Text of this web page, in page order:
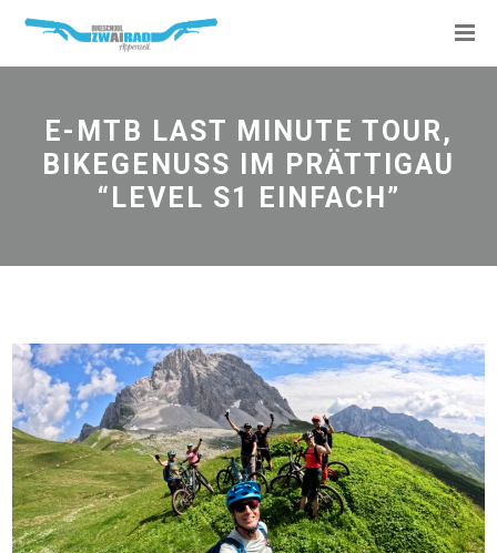
E-MTB LAST MINUTE TOUR,
BIKEGENUSS IM PRÄTTIGAU
“LEVEL S1 EINFACH”